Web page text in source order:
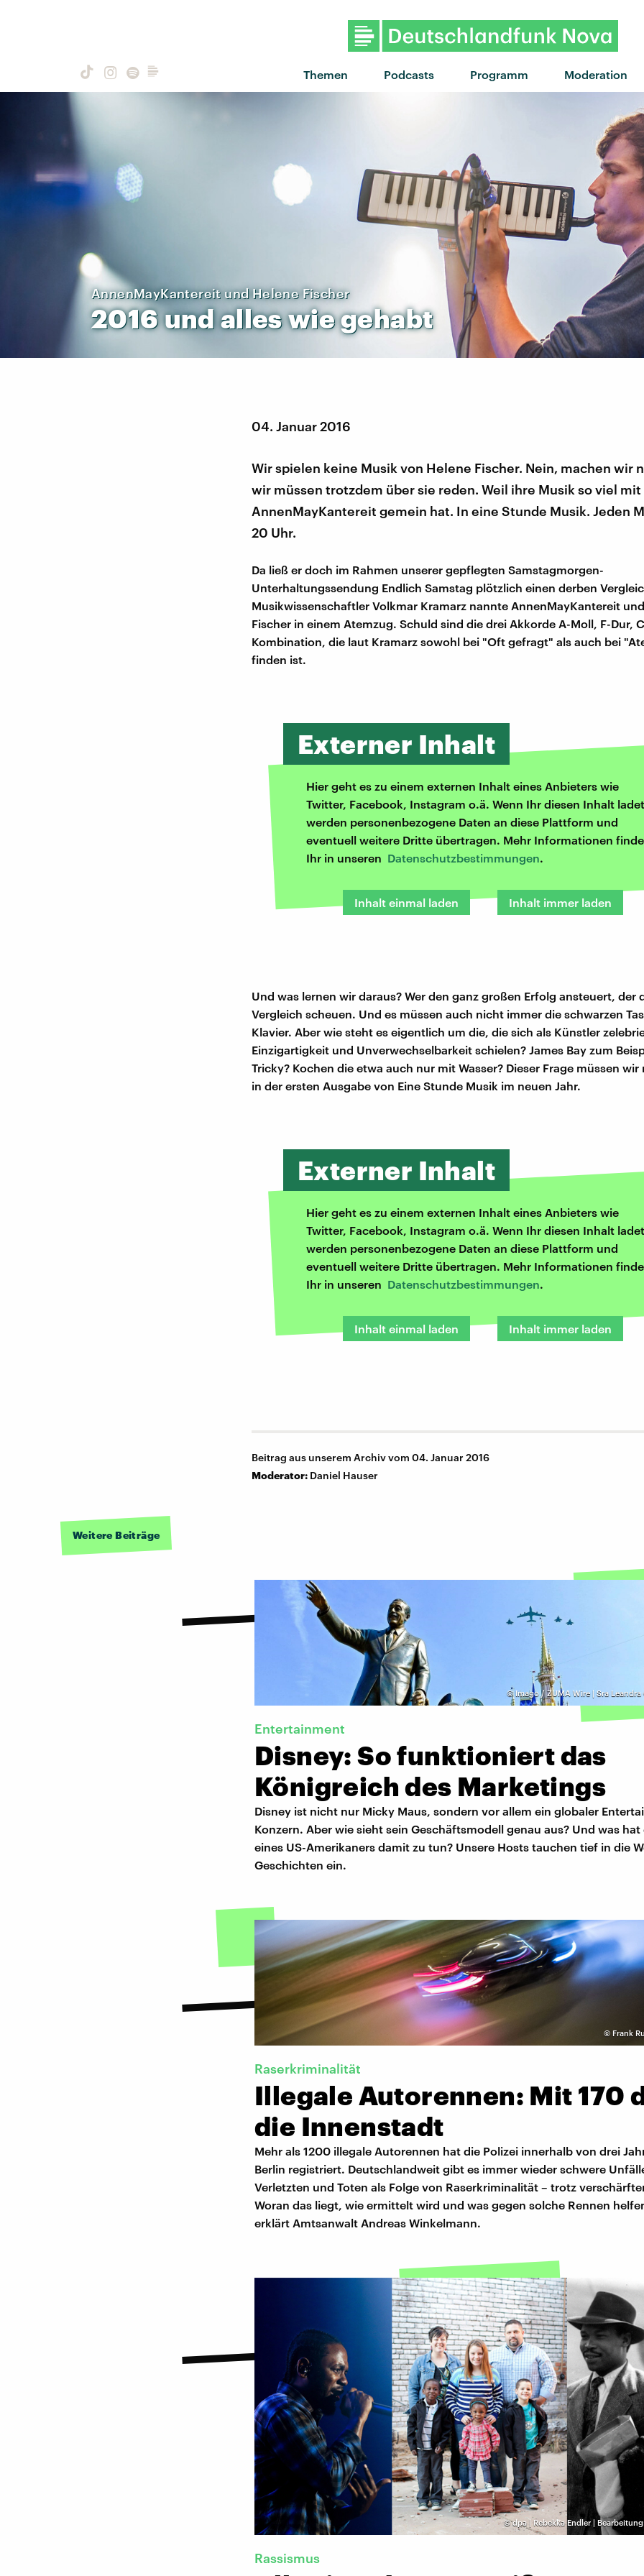
Themen Podcasts Programm Moderation
"Superstar" von Good
AnnenMayKantereit und Helene Fischer
2016undalleswiegehabt
04. Januar 2016
Wir spielen keine Musik von Helene Fischer. Nein, machen wir
wir müssen trotzdem über sie reden. Weil ihre Musik so viel
AnnenMayKantereit gemein hat. In eine Stunde Musik. Jeden
20 Uhr.
Da ließ er doch im Rahmen unserer gepflegten Samstagmorgen-
Unterhaltungssendung Endlich Samstag plötzlich einen derben
Musikwissenschaftler Volkmar Kramarz nannte AnnenMayKantereit
Fischer in einem Atemzug. Schuld sind die drei Akkorde A-Moll, F-Dur,
Kombination, die laut Kramarz sowohl bei "Oft gefragt" als auch bei
finden ist.
Externer Inhalt
Hier geht es zu einem externen Inhalt eines Anbieters wie
Twitter, Facebook, Instagram o.ä. Wenn Ihr diesen Inhalt
werden personenbezogene Daten an diese Plattform und
eventuell weitere Dritte übertragen. Mehr Informationen
Ihr in unseren Datenschutzbestimmungen.
Inhalt einmal laden Inhalt immer laden
Und was lernen wir daraus? Wer den ganz großen Erfolg ansteuert, der
Vergleich scheuen. Und es müssen auch nicht immer die schwarzen
Klavier. Aber wie steht es eigentlich um die, die sich als Künstler
Einzigartigkeit und Unverwechselbarkeit schielen? James Bay zum
Tricky? Kochen die etwa auch nur mit Wasser? Dieser Frage müssen
in der ersten Ausgabe von Eine Stunde Musik im neuen Jahr.
Externer Inhalt
Hier geht es zu einem externen Inhalt eines Anbieters wie
Twitter, Facebook, Instagram o.ä. Wenn Ihr diesen Inhalt
werden personenbezogene Daten an diese Plattform und
eventuell weitere Dritte übertragen. Mehr Informationen
Ihr in unseren Datenschutzbestimmungen.
Inhalt einmal laden Inhalt immer laden
Beitrag aus unserem Archiv vom 04. Januar 2016
Moderator: Daniel Hauser
Weitere Beiträge
©Imago / ZUMA Wire | Sra Leandra
Entertainment
Disney: So funktioniert das
Königreich des Marketings
Disney ist nicht nur Micky Maus, sondern vor allem ein globaler
Konzern. Aber wie sieht sein Geschäftsmodell genau aus? Und was hat
eines US-Amerikaners damit zu tun? Unsere Hosts tauchen tief in die
Geschichten ein.
© Frank
Raserkriminalität
Illegale Autorennen: Mit 170
die Innenstadt
Mehr als 1200 illegale Autorennen hat die Polizei innerhalb von drei
Berlin registriert. Deutschlandweit gibt es immer wieder schwere
Verletzten und Toten als Folge von Raserkriminalität – trotz
Woran das liegt, wie ermittelt wird und was gegen solche Rennen
erklärt Amtsanwalt Andreas Winkelmann.
©dpa | Rebekka Endler |
Rassismus